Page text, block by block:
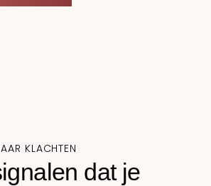
KLACHTEN
dat je